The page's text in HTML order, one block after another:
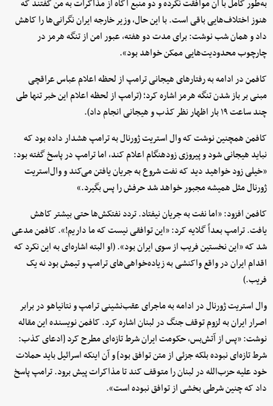
به‌طور کامل با آن موافقت نکرده و دو منبع آگاه از مذاکرات به من گفتند که
هنوز اختلاف‌هایی باقی است. با این حال، وزیر خارجه ایران نگرانی‌ها را کاهش
داد و همان شب نوشت: برای مدت دو هفته، عبور امن از تنگه هرمز در
چارچوب محدودیت‌هایی ممکن خواهد بود».
کافمن در ادامه به رفتارهای هیجانی ترامپ از لحظه اعلام عباس عراقچی
مبنی بر باز شدن تنگه هرمز اشاره کرد؛ (ترامپ از لحظه اعلام این خبر تنها طی
چند ساعت ۱۹ بار اظهار نظر کذب و هیجانی انجام داد).
کافمن همچنین نوشت که وال استریت ژورنال به ترامپ هشدار داده بود که
نباید هیجانی شود و پیروزی زودهنگام اعلام کند، اما ترامپ در پاسخ گفته بود:
«خیلی زود خواهید دید که نفت شروع به جریان یافتن می‌کند و وال‌استریت
ژورنال مثل همیشه مجبور خواهد شد حرفش را پس بگیرد.»
کافمن افزود: «اما نفت به جریان نیفتاد. تردد نفتکش‌ها حتی بیشتر کاهش
یافت. ترامپ بعداً گلایه کرد: «این توافقی نیست که ما داریم!». کافمن مدعی
شد که «این نخستین فریب از سوی ایران بود». (او البته اشاره‌ای به این نکرد که
اقدام ایران در واقع واکنشی به زیاده‌خواهی‌های ترامپ و تیمش بود نه یک
فریب.)
وال استریت ژورنال در ادامه به ماجرای عقب‌نشینی ترامپ و نتانیاهو در برابر
اصرار ایران به لزوم توقف جنگ در لبنان اشاره کرد. کافمن نویسنده این مقاله
نوشت: «پس از آتش‌بس، حکومت ایران شرط تازه‌ای مطرح کرد [ادعای کذب:
شرط تازه‌ای نبوده بلکه جزئی از متن توافق بود] و آن اینکه اسرائیل باید حملات
خود علیه حزب‌الله در لبنان را متوقف کند تا مذاکرات پیش برود. ترامپ پاسخ
داد که چنین شرطی بخشی از توافق نبوده است».